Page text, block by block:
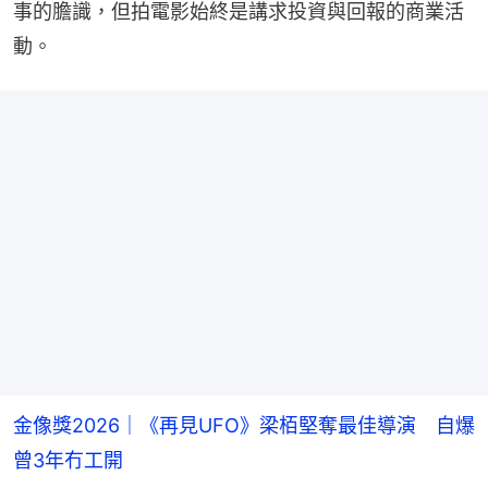
事的膽識，但拍電影始終是講求投資與回報的商業活
動。
金像獎2026｜《再見UFO》梁栢堅奪最佳導演 自爆
曾3年冇工開